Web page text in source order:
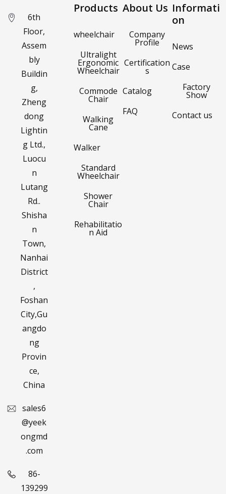
6th
Floor,
Assem
bly
Buildin
g,
Zheng
dong
Lightin
g Ltd.,
Luocu
n
Lutang
Rd..
Shisha
n
Town,
Nanhai
District
,
Foshan
City,Gu
angdo
ng
Provin
ce,
China
sales6
@yeek
ongmd
.com
86-
139299
Products
wheelchair
Ultralight
Ergonomic
Wheelchair
Commode
Chair
Walking
Cane
Walker
Standard
Wheelchair
Shower
Chair
Rehabilitatio
n Aid
About Us
Company
Profile
Certification
s
Catalog
FAQ
Informati
on
News
Case
Factory
Show
Contact us